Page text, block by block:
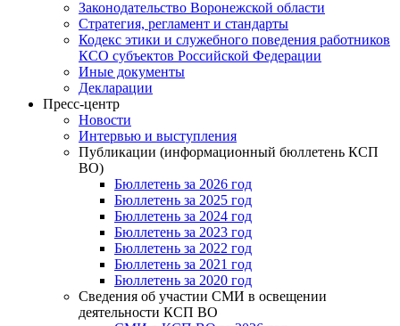
Законодательство Воронежской области
Стратегия, регламент и стандарты
Кодекс этики и служебного поведения работников
КСО субъектов Российской Федерации
Иные документы
Декларации
Пресс-центр
Новости
Интервью и выступления
Публикации (информационный бюллетень КСП
ВО)
Бюллетень за 2026 год
Бюллетень за 2025 год
Бюллетень за 2024 год
Бюллетень за 2023 год
Бюллетень за 2022 год
Бюллетень за 2021 год
Бюллетень за 2020 год
Сведения об участии СМИ в освещении
деятельности КСП ВО